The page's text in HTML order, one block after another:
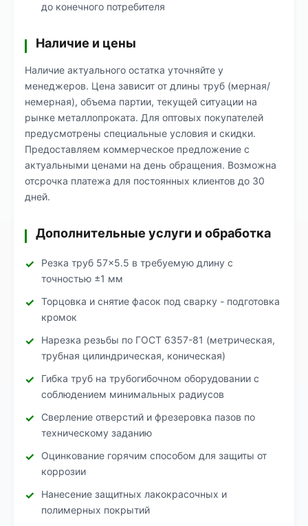
до конечного потребителя
Наличие и цены
Наличие актуального остатка уточняйте у
менеджеров. Цена зависит от длины труб (мерная/
немерная), объема партии, текущей ситуации на
рынке металлопроката. Для оптовых покупателей
предусмотрены специальные условия и скидки.
Предоставляем коммерческое предложение с
актуальными ценами на день обращения. Возможна
отсрочка платежа для постоянных клиентов до 30
дней.
Дополнительные услуги и обработка
Резка труб 57×5.5 в требуемую длину с
точностью ±1 мм
Торцовка и снятие фасок под сварку - подготовка
кромок
Нарезка резьбы по ГОСТ 6357-81 (метрическая,
трубная цилиндрическая, коническая)
Гибка труб на трубогибочном оборудовании с
соблюдением минимальных радиусов
Сверление отверстий и фрезеровка пазов по
техническому заданию
Оцинкование горячим способом для защиты от
коррозии
Нанесение защитных лакокрасочных и
полимерных покрытий